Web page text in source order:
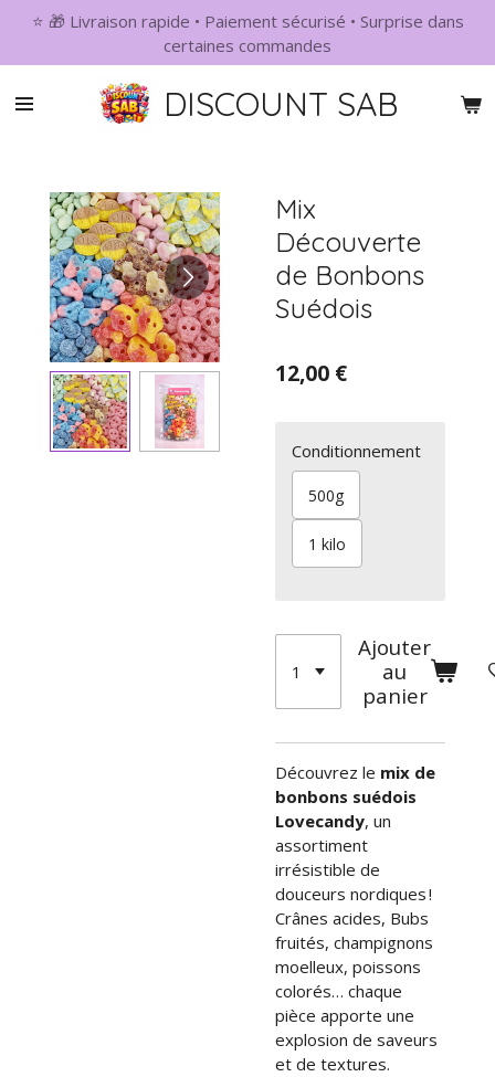
Passer
contenu
principal
DISCOUNT SAB
⭐ 🎁 Livraison rapide • Paiement sécurisé • Surprise dans
certaines commandes
Mix
Découverte
de Bonbons
Suédois
12,00 €
Conditionnement
500g
1 kilo
Ajouter
au
panier
Découvrez le mix de
bonbons suédois
Lovecandy, un
assortiment
irrésistible de
douceurs nordiques !
Crânes acides, Bubs
fruités, champignons
moelleux, poissons
colorés… chaque
pièce apporte une
explosion de saveurs
et de textures.